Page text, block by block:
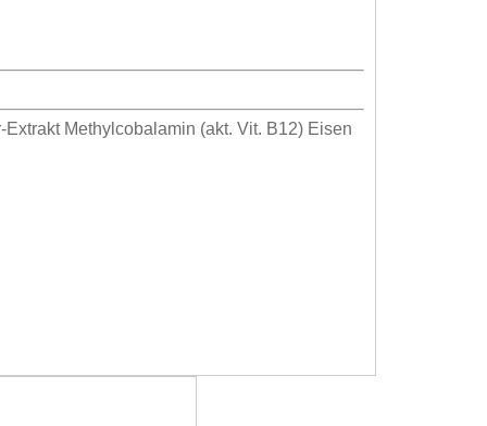
Methylcobalamin (akt. Vit. B12) Eisen